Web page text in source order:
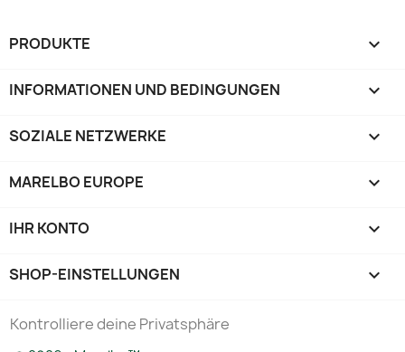
PRODUKTE 
INFORMATIONEN UND BEDINGUNGEN 
SOZIALE NETZWERKE 
MARELBO EUROPE 
IHR KONTO 
SHOP-EINSTELLUNGEN keyboard_arrow_down
Kontrolliere deine Privatsphäre